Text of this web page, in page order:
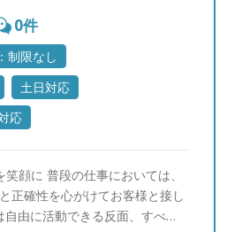
0件
制限なし
土日対応
応
顔に 普段の仕事においては、
正確性を心がけてお客様と接し
由に活動できる反面、すべて